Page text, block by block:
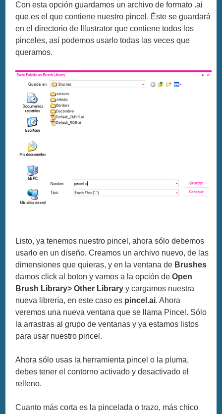
Con esta opción guardamos un archivo de formato .ai
que es el que contiene nuestro pincel. Éste se guardará
en el directorio de Illustrator que contiene todos los
pinceles, así podemos usarlo todas las veces que
queramos.
Listo, ya tenemos nuestro pincel, ahora sólo debemos
usarlo en un diseño. Creamos un archivo nuevo, de las
dimensiones que quieras, y en la ventana de Brushes
damos click al boton y vamos a la opción deOpen
Brush Library> Other Library y cargamos nuestra
nueva librería, en este caso es pincel.ai. Ahora
veremos una nueva ventana que se llama Pincel. Sólo
la arrastras al grupo de ventanas y ya estamos listos
para usar nuestro pincel.
Ahora sólo usas la herramienta pincel o la pluma,
debes tener el contorno activado y desactivado el
relleno.
Cuanto más corta es la pincelada o trazo, más chico